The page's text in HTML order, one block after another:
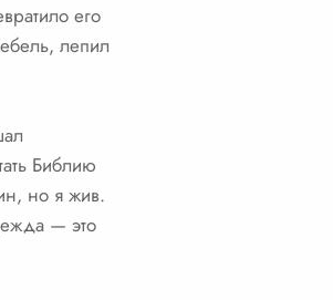
его
лепил
Библию
но я жив.
— это